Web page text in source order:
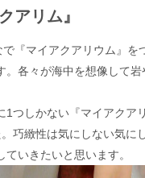
アリム』
『マイアクアリウム』を
各々が海中を想像して
つしかない『マイアクア
巧緻性は気にしない気に
いきたいと思います。